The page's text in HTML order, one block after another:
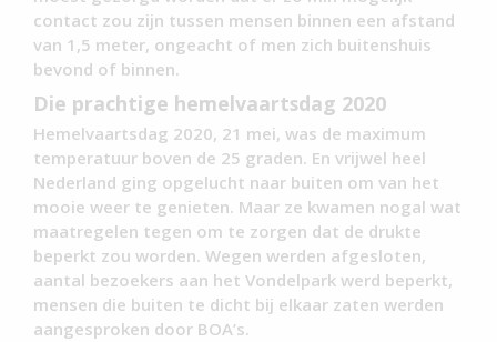
contact zou zijn tussen mensen binnen een afstand
van 1,5 meter, ongeacht of men zich buitenshuis
bevond of binnen.
Die prachtige hemelvaartsdag 2020
Hemelvaartsdag 2020, 21 mei, was de maximum
temperatuur boven de 25 graden. En vrijwel heel
Nederland ging opgelucht naar buiten om van het
mooie weer te genieten. Maar ze kwamen nogal wat
maatregelen tegen om te zorgen dat de drukte
beperkt zou worden. Wegen werden afgesloten,
aantal bezoekers aan het Vondelpark werd beperkt,
mensen die buiten te dicht bij elkaar zaten werden
aangesproken door BOA’s.